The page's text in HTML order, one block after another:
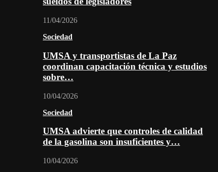
11/04/2026
Sociedad
UMSA y transportistas de La Paz
coordinan capacitación técnica y estudios
sobre…
10/04/2026
Sociedad
UMSA advierte que controles de calidad
de la gasolina son insuficientes y…
10/04/2026